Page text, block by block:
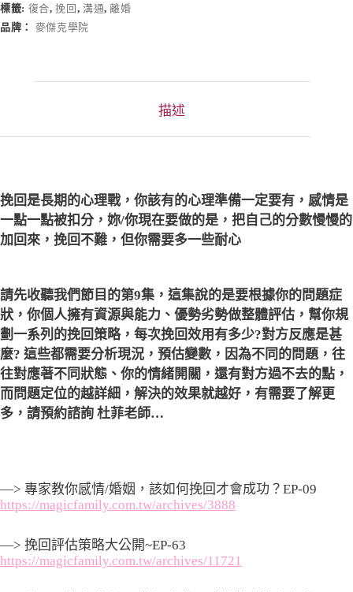
n
a
標籤: 復合,挽回 , 溝通,離婚
品牌： 麥傑克學院
描述
挽回是長期的心理戰，你該有的心理準備一定要有，感情是
一點一點被扣分，妳/你現在要做的是，把自己的分數慢慢的
加回來，挽回不難，但你需要多一些耐心
請先收聽我們節目的第9集，這集說的是要根據你的問題症
狀，你個人擁有資源與能力、優勢劣勢做整體評估，幫你規
劃一系列的挽回策略，每次挽回效用有多少?對方反應是甚
麼? 這些都需要分析現況，預估變數，因為不同的問題，往
往對應著不同狀態、你的情緒開關，還有對方過不去的點，
而問題定位的越詳細，解決的效果就越好，有需要了解更
多，請預約諮詢 杜菲老師…
—> 專家教你感情/婚姻，該如何挽回才會成功？EP-09
https://magicfamily.com.tw/archives/3888
—> 挽回評估策略大公開~EP-63
https://magicfamily.com.tw/archives/11721